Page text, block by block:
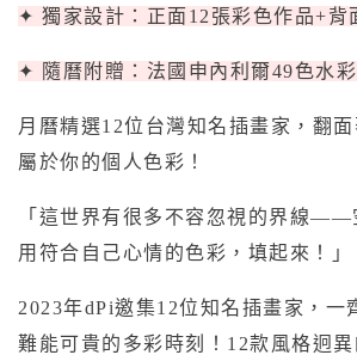
✦ 獨家設計：正面12張彩色作品+背
✦ 隨曆附贈：法國申內利爾49色水
月曆精選12位台灣知名插畫家，翻
屬於你的個人色彩！
「這世界有很多不容忽視的界線——
用符合自己心情的色彩，填起來！」
2023年dPi邀集12位知名插畫家，一
難能可貴的多彩時刻！12款風格迥